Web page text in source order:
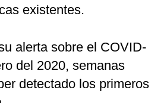
existentes.
alerta sobre el COVID-
del 2020, semanas
detectado los primeros